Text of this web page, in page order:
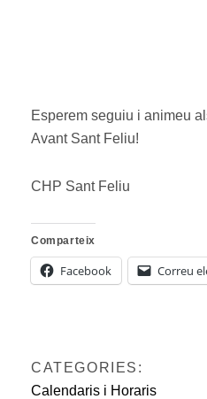
Esperem seguiu i animeu
Avant Sant Feliu!
CHP Sant Feliu
Comparteix
Facebook Correu
CATEGORIES:
Calendaris i Horaris